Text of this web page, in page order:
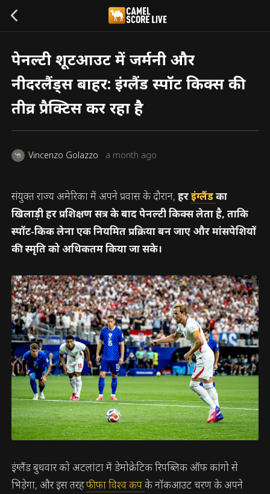
पेनल्टी शूटआउट में जर्मनी और
नीदरलैंड्स बाहर: इंग्लैंड स्पॉट किक्स की
तीव्र प्रैक्टिस कर रहा है
Vincenzo Golazzo a month ago
संयुक्त राज्य अमेरिका में अपने प्रवास के दौरान,हरइंग्लैंडका
खिलाड़ी हर प्रशिक्षण सत्र के बाद पेनल्टी किक्स लेता है, ताकि
स्पॉट-किक लेना एक नियमित प्रक्रिया बन जाए और मांसपेशियों
की स्मृति को अधिकतम किया जा सके।
इंग्लैंड बुधवार को अटलांटा में डेमोक्रेटिक रिपब्लिक ऑफ कांगो से
भिड़ेगा, और इस तरहफीफा विश्व कपके नॉकआउट चरण के अपने